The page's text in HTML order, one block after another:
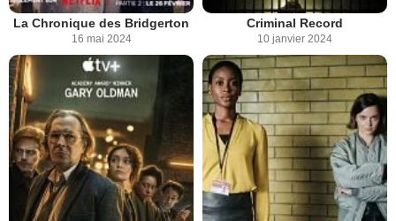
La Chronique des Bridgerton
16 mai 2024
Criminal Record
10 janvier 2024